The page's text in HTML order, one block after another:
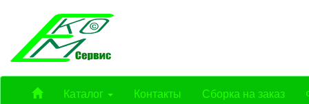
Каталог Контакты Сборка на заказ